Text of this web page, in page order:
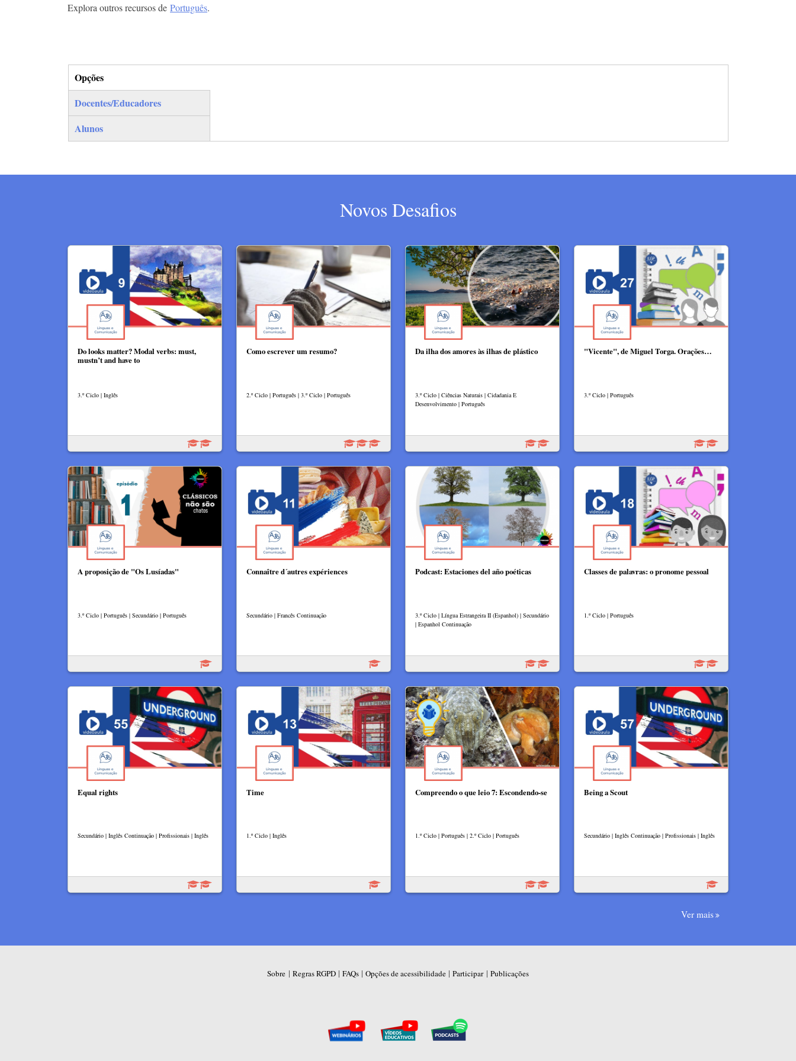
Explora outros recursos de Português.
Opções
(separador ativo)
Docentes/Educadores
Alunos
Novos Desafios
Do looks matter? Modal verbs: must,
mustn’t and have to
3.º Ciclo | Inglês
Como escrever um resumo?
2.º Ciclo | Português | 3.º Ciclo | Português
Da ilha dos amores às ilhas de plástico
3.º Ciclo | Ciências Naturais | Cidadania E
Desenvolvimento | Português
"Vicente", de Miguel Torga. Orações…
3.º Ciclo | Português
A proposição de "Os Lusíadas"
3.º Ciclo | Português | Secundário | Português
Connaître d´autres expériences
Secundário | Francês Continuação
Podcast: Estaciones del año poéticas
3.º Ciclo | Língua Estrangeira II (Espanhol) | Secundário
| Espanhol Continuação
Classes de palavras: o pronome pessoal
1.º Ciclo | Português
Equal rights
Secundário | Inglês Continuação | Profissionais | Inglês
Time
1.º Ciclo | Inglês
Compreendo o que leio 7: Escondendo-se
1.º Ciclo | Português | 2.º Ciclo | Português
Being a Scout
Secundário | Inglês Continuação | Profissionais | Inglês
Ver mais
Sobre | Regras RGPD | FAQs | Opções de acessibilidade | Participar| Publicações